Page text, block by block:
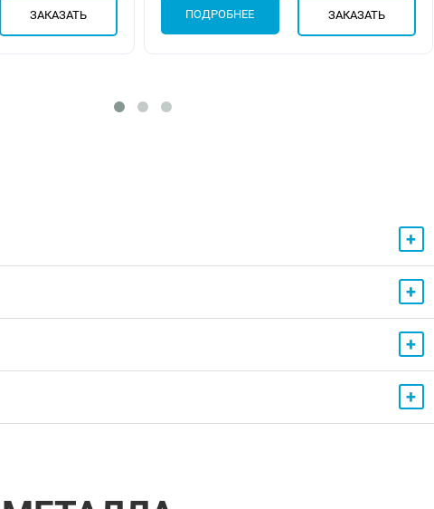
ЗАКАЗАТЬ ПОДРОБНЕЕ ЗАКАЗАТЬ
+
+
+
+